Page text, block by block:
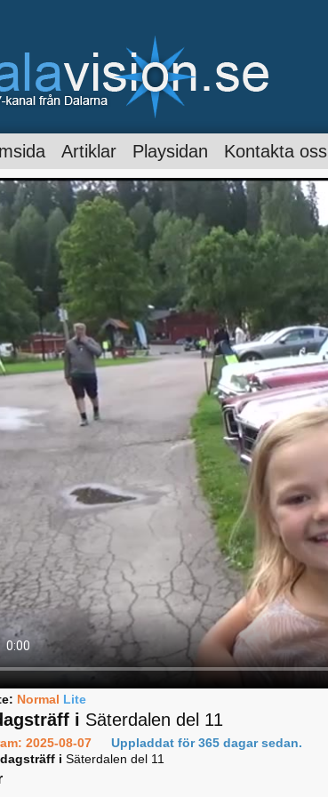
Artiklar Playsidan Kontakta oss
Normal Lite
i Säterdalen del 11
2025-08-07
Uppladdat för 365 dagar sedan.
i Säterdalen del 11